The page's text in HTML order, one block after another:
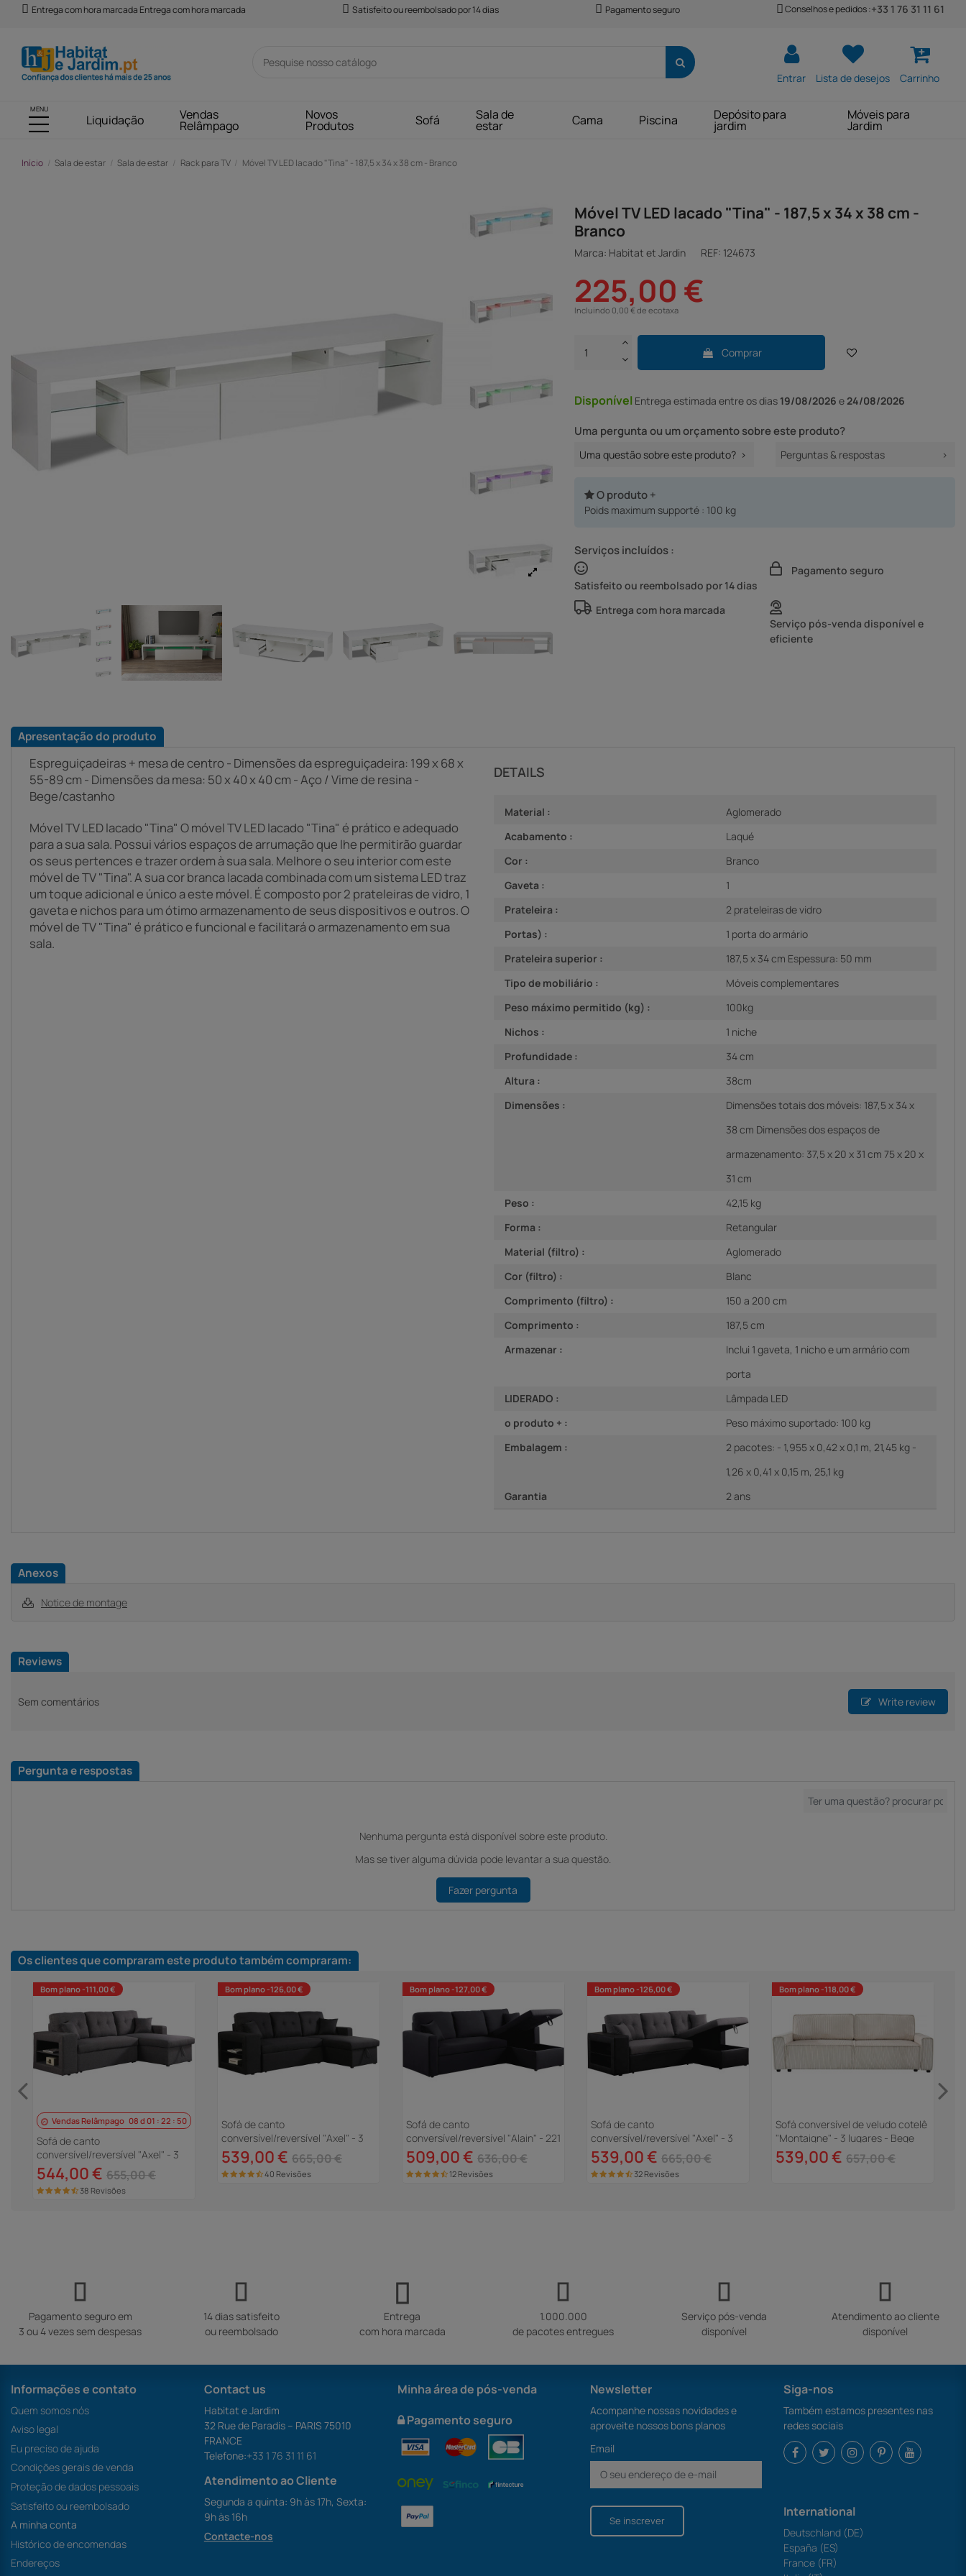
Entrega com hora marcada Entrega com hora marcada Satisfeito ou reembolsado por 14 dias Pagamento seguro Conselhos e pedidos :+33 1 76 31 11 61
Entrar Lista de desejos Carrinho
MENU
Liquidação Vendas
Relâmpago
Novos
Produtos Sofá Sala de
estar Cama Piscina Depósito para
jardim
Móveis para
Jardim
Início Sala de estar Sala de estar Rack para TV Móvel TV LED lacado "Tina" - 187,5 x 34 x 38 cm - Branco
Móvel TV LED lacado "Tina" - 187,5 x 34 x 38 cm -
Branco
Marca: Habitat et Jardin REF: 124673
225,00 €
Incluindo 0,00 € de ecotaxa
Comprar
Disponível Entrega estimada entre os dias 19/08/2026 e 24/08/2026
Uma pergunta ou um orçamento sobre este produto?
Uma questão sobre este produto? Perguntas & respostas
O produto +
Poids maximum supporté : 100 kg
Serviços incluídos :
Satisfeito ou reembolsado por 14 dias
Pagamento seguro
Entrega com hora marcada
Serviço pós-venda disponível e
eficiente
Apresentação do produto
Espreguiçadeiras + mesa de centro - Dimensões da espreguiçadeira: 199 x 68 x
55-89 cm - Dimensões da mesa: 50 x 40 x 40 cm - Aço / Vime de resina -
Bege/castanho
Móvel TV LED lacado "Tina" O móvel TV LED lacado "Tina" é prático e adequado
para a sua sala. Possui vários espaços de arrumação que lhe permitirão guardar
os seus pertences e trazer ordem à sua sala. Melhore o seu interior com este
móvel de TV "Tina". A sua cor branca lacada combinada com um sistema LED traz
um toque adicional e único a este móvel. É composto por 2 prateleiras de vidro, 1
gaveta e nichos para um ótimo armazenamento de seus dispositivos e outros. O
móvel de TV "Tina" é prático e funcional e facilitará o armazenamento em sua
sala.
DETAILS
Material :
Aglomerado
Acabamento :
Laqué
Cor :
Branco
Gaveta :
1
Prateleira :
2 prateleiras de vidro
Portas) :
1 porta do armário
Prateleira superior :
187,5 x 34 cm Espessura: 50 mm
Tipo de mobiliário :
Móveis complementares
Peso máximo permitido (kg) :
100kg
Nichos :
1 niche
Profundidade :
34 cm
Altura :
38cm
Dimensões :
Dimensões totais dos móveis: 187,5 x 34 x
38 cm Dimensões dos espaços de
armazenamento: 37,5 x 20 x 31 cm 75 x 20 x
31 cm
Peso :
42,15 kg
Forma :
Retangular
Material (filtro) :
Aglomerado
Cor (filtro) :
Blanc
Comprimento (filtro) :
150 a 200 cm
Comprimento :
187,5 cm
Armazenar :
Inclui 1 gaveta, 1 nicho e um armário com
porta
LIDERADO :
Lâmpada LED
o produto + :
Peso máximo suportado: 100 kg
Embalagem :
2 pacotes: - 1,955 x 0,42 x 0,1 m, 21,45 kg -
1,26 x 0,41 x 0,15 m, 25,1 kg
Garantia
2 ans
Anexos
Notice de montage
Reviews
Sem comentários Write review
Pergunta e respostas
Nenhuma pergunta está disponível sobre este produto.
Mas se tiver alguma dúvida pode levantar a sua questão.
Fazer pergunta
Os clientes que compraram este produto também compraram:
Bom plano -111,00 €
Vendas Relâmpago 08 d 01 : 22 : 49
Sofá de canto
conversível/reversível "Axel" - 3
lugares - Cinza
544,00 € 655,00 €
38 Revisões
Bom plano -126,00 €
Sofá de canto
conversível/reversível "Axel" - 3
lugares - Preto
539,00 € 665,00 €
40 Revisões
Bom plano -127,00 €
Sofá de canto
conversível/reversível "Alain" - 221
x 145 x 85 cm - 3 lugares - Preto
509,00 € 636,00 €
12 Revisões
Bom plano -126,00 €
Sofá de canto
conversível/reversível "Axel" - 3
lugares - Preto/Cinza
539,00 € 665,00 €
32 Revisões
Bom plano -118,00 €
Sofá conversível de veludo cotelê
"Montaigne" - 3 lugares - Bege
539,00 € 657,00 €
Pagamento seguro em
3 ou 4 vezes sem despesas
14 dias satisfeito
ou reembolsado
Entrega
com hora marcada
1.000.000
de pacotes entregues
Serviço pós-venda
disponível
Atendimento ao cliente
disponível
Informações e contato
Quem somos nós
Aviso legal
Eu preciso de ajuda
Condições gerais de venda
Proteção de dados pessoais
Satisfeito ou reembolsado
A minha conta
Histórico de encomendas
Endereços
Contact us
Habitat e Jardim
32 Rue de Paradis – PARIS 75010
FRANCE
Telefone:+33 1 76 31 11 61
Atendimento ao Cliente
Segunda a quinta: 9h às 17h, Sexta:
9h às 16h
Contacte-nos
Minha área de pós-venda
Pagamento seguro
Newsletter
Acompanhe nossas novidades e
aproveite nossos bons planos
Email
Se inscrever
Siga-nos
Também estamos presentes nas
redes sociais
International
Deutschland (DE)
España (ES)
France (FR)